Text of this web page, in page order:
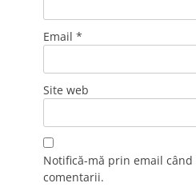
Email *
Site web
Notifică-mă prin email
comentarii.